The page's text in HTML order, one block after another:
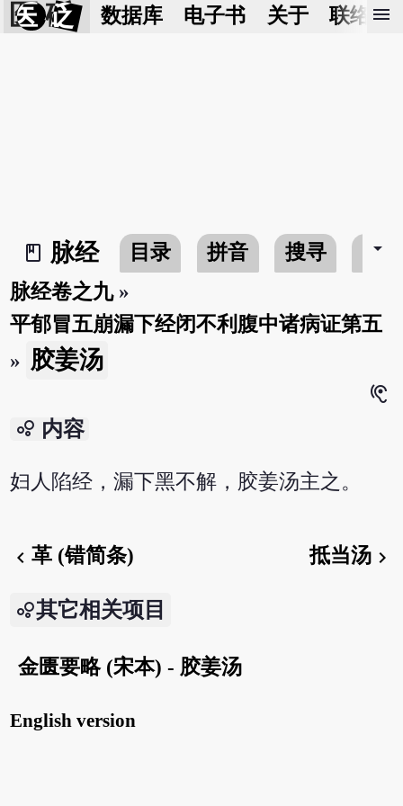
医 砭 数据库 电子书 关于 联络我
menu
book_2
脉经 目录 拼音 搜寻 书介
arrow_drop_down
脉经卷之九»
平郁冒五崩漏下经闭不利腹中诸病证第五
» 胶姜汤
hearing
bubble_chart 内容
妇人陷经，漏下黑不解，胶姜汤主之。
chevron_left革 (错简条) 抵当汤chevron_right
其它相关项目
金匮要略 (宋本) - 胶姜汤
English version